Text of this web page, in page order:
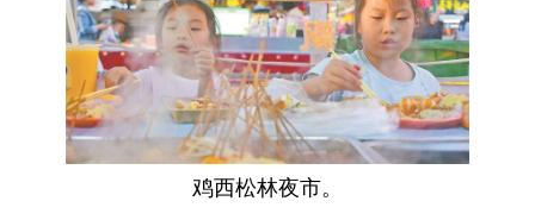
亚太网 上市公司 投教基地
地方频道
北京 天津 河北 山西
鸡西松林夜市。